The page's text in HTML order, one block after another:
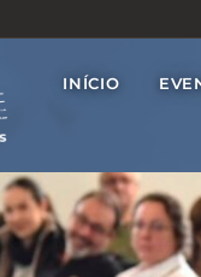
INÍCIO